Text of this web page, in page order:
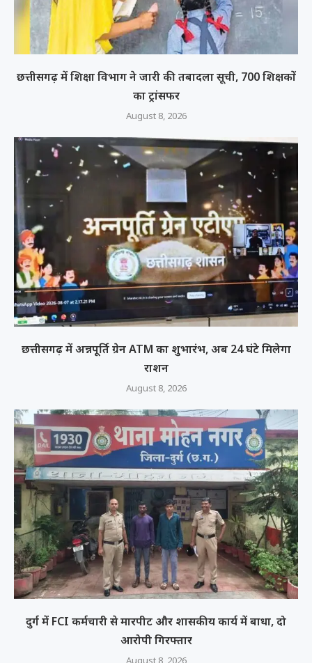
छत्तीसगढ़ में शिक्षा विभाग ने जारी की तबादला सूची, 700 शिक्षकों
का ट्रांसफर
August 8, 2026
छत्तीसगढ़ में अन्नपूर्ति ग्रेन ATM का शुभारंभ, अब 24 घंटे मिलेगा
राशन
August 8, 2026
दुर्ग में FCI कर्मचारी से मारपीट और शासकीय कार्य में बाधा, दो
आरोपी गिरफ्तार
August 8, 2026